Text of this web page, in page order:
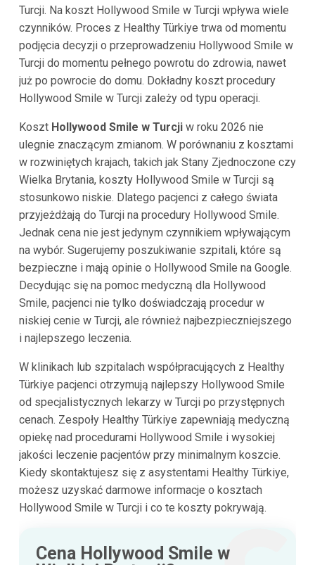
Turcji. Na koszt Hollywood Smile w Turcji wpływa wiele
czynników. Proces z Healthy Türkiye trwa od momentu
podjęcia decyzji o przeprowadzeniu Hollywood Smile w
Turcji do momentu pełnego powrotu do zdrowia, nawet
już po powrocie do domu. Dokładny koszt procedury
Hollywood Smile w Turcji zależy od typu operacji.
Koszt Hollywood Smile w Turcjiw roku 2026 nie
ulegnie znaczącym zmianom. W porównaniu z kosztami
w rozwiniętych krajach, takich jak Stany Zjednoczone czy
Wielka Brytania, koszty Hollywood Smile w Turcji są
stosunkowo niskie. Dlatego pacjenci z całego świata
przyjeżdżają do Turcji na procedury Hollywood Smile.
Jednak cena nie jest jedynym czynnikiem wpływającym
na wybór. Sugerujemy poszukiwanie szpitali, które są
bezpieczne i mają opinie o Hollywood Smile na Google.
Decydując się na pomoc medyczną dla Hollywood
Smile, pacjenci nie tylko doświadczają procedur w
niskiej cenie w Turcji, ale również najbezpieczniejszego
i najlepszego leczenia.
W klinikach lub szpitalach współpracujących z Healthy
Türkiye pacjenci otrzymują najlepszy Hollywood Smile
od specjalistycznych lekarzy w Turcji po przystępnych
cenach. Zespoły Healthy Türkiye zapewniają medyczną
opiekę nad procedurami Hollywood Smile i wysokiej
jakości leczenie pacjentów przy minimalnym koszcie.
Kiedy skontaktujesz się z asystentami Healthy Türkiye,
możesz uzyskać darmowe informacje o kosztach
Hollywood Smile w Turcji i co te koszty pokrywają.
Cena Hollywood Smile w